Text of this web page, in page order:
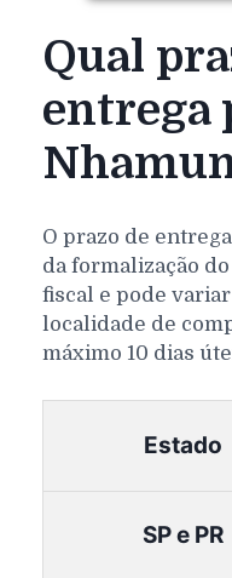
Qual
entrega
O prazo de
da formalização
fiscal e pode
localidade de
máximo 10 dias
Estado
SP e PR